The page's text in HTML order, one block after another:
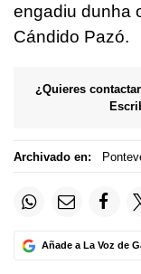
engadiu dunha
Cándido Pazó.
¿Quieres
Archivado en:
Añade a La Voz de